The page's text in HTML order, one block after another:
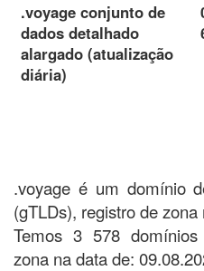
.voyage conjunto de
dados detalhado
alargado (atualização
diária)
.voyage é um domínio
(gTLDs), registro de
Temos 3 578
zona na data de: